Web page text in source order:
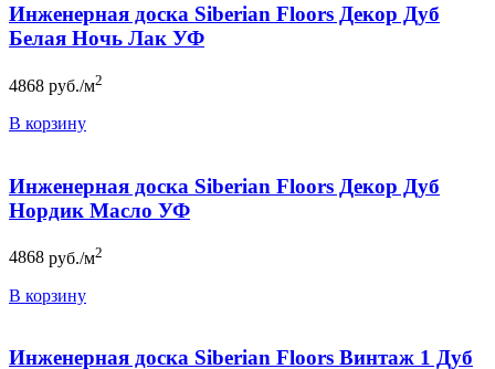
Инженерная доска Siberian Floors Декор Дуб
Белая Ночь Лак УФ
4868 руб./м2
В корзину
Инженерная доска Siberian Floors Декор Дуб
Нордик Масло УФ
4868 руб./м2
В корзину
Инженерная доска Siberian Floors Винтаж 1 Дуб